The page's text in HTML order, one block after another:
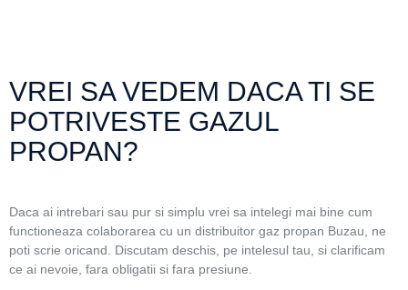
VREI SA VEDEM DACA TI SE
POTRIVESTE GAZUL
PROPAN?
Daca ai intrebari sau pur si simplu vrei sa intelegi mai bine cum
functioneaza colaborarea cu un distribuitor gaz propan Buzau, ne
poti scrie oricand. Discutam deschis, pe intelesul tau, si clarificam
ce ai nevoie, fara obligatii si fara presiune.